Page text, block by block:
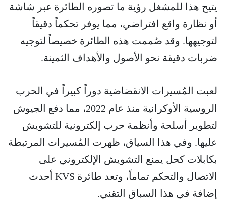
يتيح هذا للمشغل رؤية ما تصوره الطائرة عبر شاشة
أو نظارة واقع افتراضي، مما يوفر تحكماً دقيقاً
لتوجيهها. وقد صُممت هذه الطائرة خصيصاً لتوجيه
ضربات دقيقة نحو الأصول والأهداف الثمينة.
لعبت المُسيرات الانقضاضية دوراً كبيراً في الحرب
الروسية الأوكرانية منذ عام 2022، مما دفع الجيوش
لتطوير أسلحة وأنظمة حرب إلكترونية للتشويش
عليها. وفي هذا السياق، ظهرت المُسيرات المرتبطة
بكابلات كحل يمنع التشويش الإلكتروني على
الاتصال والتحكم تماماً، وتعد طائرة KVS أحدث
إضافة في هذا السباق التقني.